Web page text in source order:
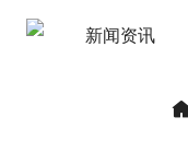
新闻资讯